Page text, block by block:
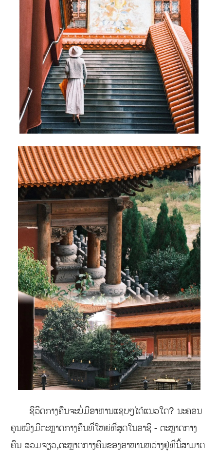
ຊີວິດກາງຄືນຈະບໍ່ມີອາຫານແຊບໆໄດ້ແນວໃດ? ນະຄອນ
ຄຸນໝິງມີຕະຫຼາດກາງຄືນທີ່ໃຫຍ່ທີ່ສຸດໃນອາຊີ - ຕະຫຼາດກາງ
ຄືນ ສວມຈຽວ,ຕະຫຼາດກາງຄືນຂອງອາຫານຫວ່າງຢູ່ທີ່ນີ້ສາມາດ